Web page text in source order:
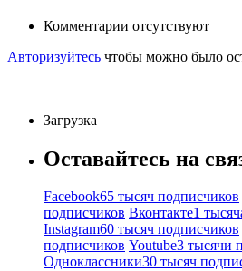
Комментарии отсутствуют
Авторизуйтесь чтобы можно было
Загрузка
Оставайтесь на
Facebook65 тысяч подписчиков
подписчиков Вконтакте1
Instagram60 тысяч подписчиков
подписчиков Youtube3 тысячи
Одноклассники30 тысяч